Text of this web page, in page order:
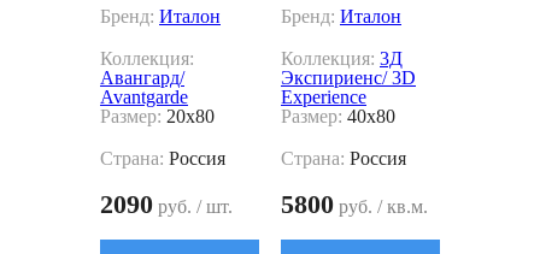
Бренд: Италон
Коллекция:
Авангард/
Avantgarde
Размер: 20x80
Страна: Россия
2090 руб. / шт.
Бренд: Италон
Коллекция: 3Д
Экспириенс/ 3D
Experience
Размер: 40x80
Страна: Россия
5800 руб. / кв.м.